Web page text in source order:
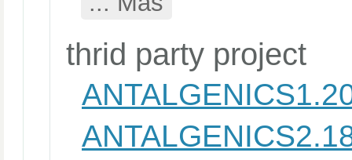
thrid party project